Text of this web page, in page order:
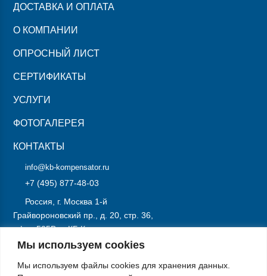
Мы используем cookies
Мы используем файлы cookies для хранения данных.
ДОСТАВКА И ОПЛАТА
О КОМПАНИИ
ОПРОСНЫЙ ЛИСТ
СЕРТИФИКАТЫ
УСЛУГИ
ФОТОГАЛЕРЕЯ
КОНТАКТЫ
info@kb-kompensator.ru
+7 (495) 877-48-03
Россия, г. Москва 1-й
Грайвороновский пр., д. 20, стр. 36,
офис 505В, «КБ Компенсатор»